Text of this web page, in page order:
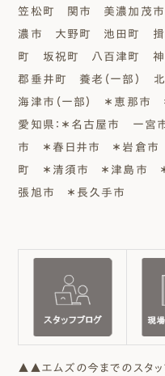
笠松町 関市 美濃加茂
濃市 大野町 池田町 揖
町 坂祝町 八百津町
郡垂井町 養老（一部）
海津市（一部） ＊恵那市
愛知県：＊名古屋市 一
市 ＊春日井市 ＊岩倉
町 ＊清須市 ＊津島市 ＊
張旭市 ＊長久手市
▲▲エムズの今までのスタッ